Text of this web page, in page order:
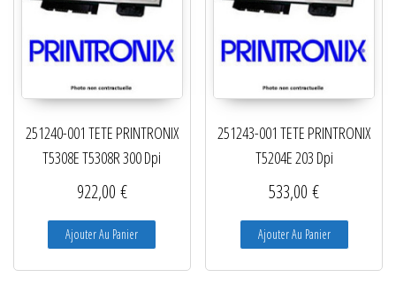
251240-001 TETE PRINTRONIX
T5308E T5308R 300 Dpi
922,00 €
Ajouter Au Panier
251243-001 TETE PRINTRONIX
T5204E 203 Dpi
533,00€
Ajouter Au Panier